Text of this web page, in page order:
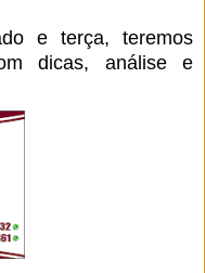
e terça, teremos
dicas, análise e